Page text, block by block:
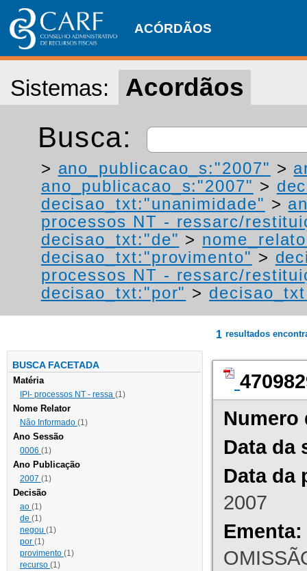
ACÓRDÃOS
Sistemas: Acordãos
Busca:
> ano_publicacao_s:"2007" >
ano_publicacao_s:"2007" >
decisao_txt:"unanimidade" >
processos NT - ressarc/
decisao_txt:"de" >
decisao_txt:"provimento" >
processos NT - ressarc/
decisao_txt:"por" >
BUSCA FACETADA
Matéria
IPI- processos NT - ressa (1)
Nome Relator
Não Informado (1)
Ano Sessão
0006 (1)
Ano Publicação
2007 (1)
Decisão
ao (1)
de (1)
negou (1)
por (1)
provimento (1)
recurso (1)
1 resultados
Numero
Data da
Data da
2007
Ementa: